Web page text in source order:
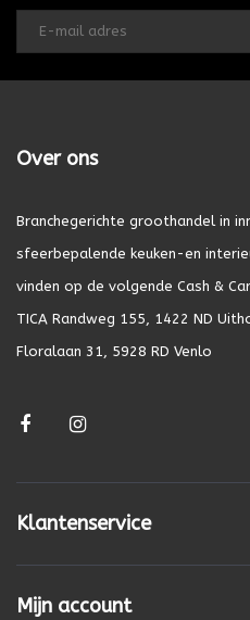
Over ons
Branchegerichte groothandel in
sfeerbepalende keuken-en
vinden op de volgende Cash &
TICA Randweg 155, 1422 ND
Floralaan 31, 5928 RD Venlo
Klantenservice
Mijn account